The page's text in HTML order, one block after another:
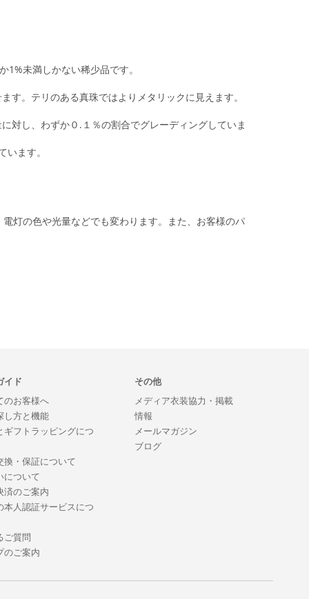
未満しかない稀少品です。
。テリのある真珠ではよりメタリックに見えます。
し、わずか０.１％の割合でグレーディングしていま
ます。
灯の色や光量などでも変わります。また、お客様のパ
イド
のお客様へ
し方と機能
ギフトラッピングにつ
換・保証について
について
済のご案内
本人認証サービスにつ
ご質問
のご案内
その他
メディア衣装協力・掲載
情報
メールマガジン
ブログ